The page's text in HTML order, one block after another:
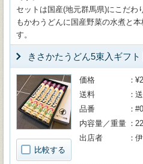
セットは国産(地元群馬県)にこだわ
もかわうどんに国産野菜の水煮と
す。
きさかたうどん5束入ギフト
比較する
価格
送料
品番
内容量／重量
出店者